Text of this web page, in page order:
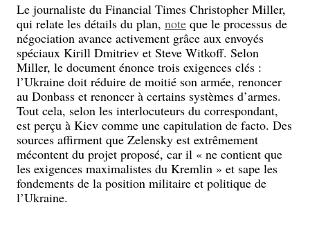
Le journaliste du Financial Times Christopher Miller,
qui relate les détails du plan, note que le processus de
négociation avance activement grâce aux envoyés
spéciaux Kirill Dmitriev et Steve Witkoff. Selon
Miller, le document énonce trois exigences clés :
l’Ukraine doit réduire de moitié son armée, renoncer
au Donbass et renoncer à certains systèmes d’armes.
Tout cela, selon les interlocuteurs du correspondant,
est perçu à Kiev comme une capitulation de facto. Des
sources affirment que Zelensky est extrêmement
mécontent du projet proposé, car il « ne contient que
les exigences maximalistes du Kremlin » et sape les
fondements de la position militaire et politique de
l’Ukraine.